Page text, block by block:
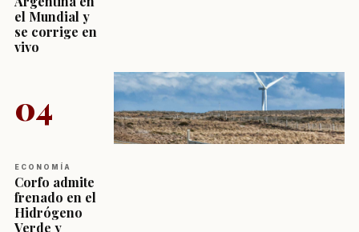
el Mundial y
se corrige en
vivo
04
ECONOMÍA
Corfo admite
frenado en el
Hidrógeno
Verde y